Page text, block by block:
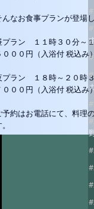
んなお食事プランが登場
プラン １１時３０分～
０００円（入浴付 税込み
プラン １８時～２０時
０００円（入浴付 税込み
予約はお電話にて、料理